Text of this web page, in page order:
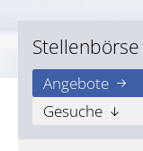
Stellenbörse
Angebote
Gesuche